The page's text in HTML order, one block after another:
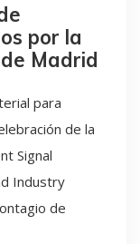
por la
Madrid
para
de la
Signal
Industry
de